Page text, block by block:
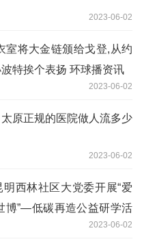
2023-06-02
室将大金链颁给戈登,从约
特挨个表扬 环球播资讯
2023-06-02
太原正规的医院做人流多少
2023-06-02
西林社区大党委开展“爱
博”—低碳再造公益研学活
2023-06-02